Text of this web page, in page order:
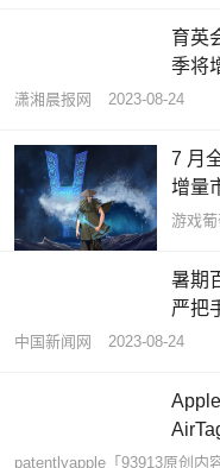
育英
季将
潇湘晨报网 2023-08-24
7 月
增量
TOP
游戏葡
暑期
严把
中国新闻网 2023-08-24
patentlyapple「93913原创内